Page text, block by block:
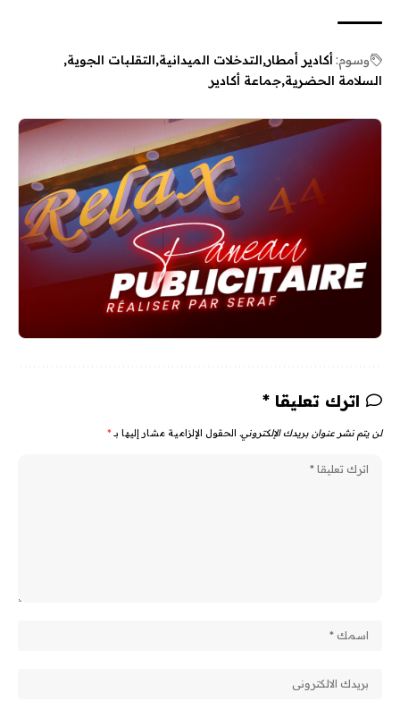
وسوم:أكادير أمطار التدخلات الميدانية التقلبات الجوية
السلامة الحضرية جماعة أكادير
اترك تعليقا *
لن يتم نشر عنوان بريدك الإلكتروني. الحقول الإلزامية مشار إليها بـ *